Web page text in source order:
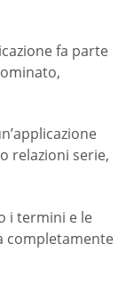
fa parte
relazioni serie,
i termini e le
completamente